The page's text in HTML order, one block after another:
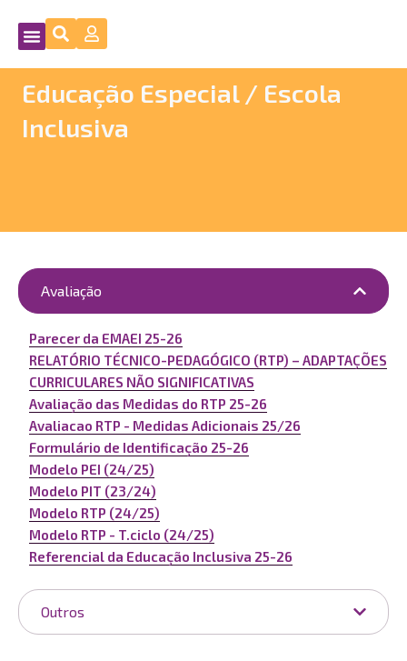
Educação Especial / Escola
Inclusiva
Avaliação
Parecer da EMAEI 25-26
RELATÓRIO TÉCNICO-PEDAGÓGICO (RTP) – ADAPTAÇÕES
CURRICULARES NÃO SIGNIFICATIVAS
Avaliação das Medidas do RTP 25-26
Avaliacao RTP - Medidas Adicionais 25/26
Formulário de Identificação 25-26
Modelo PEI (24/25)
Modelo PIT (23/24)
Modelo RTP (24/25)
Modelo RTP - T.ciclo (24/25)
Referencial da Educação Inclusiva 25-26
Outros